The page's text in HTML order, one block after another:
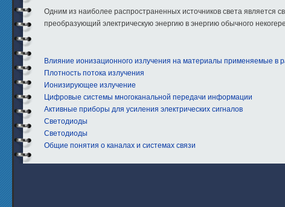
Одним из наиболее распространенных источников света является
преобразующий электрическую энергию в энергию обычного
Влияние ионизационного излучения на материалы применяемые в
Плотность потока излучения
Ионизирующее излучение
Цифровые системы многоканальной передачи информации
Активные приборы для усиления электрических сигналов
Светодиоды
Светодиоды
Общие понятия о каналах и системах связи